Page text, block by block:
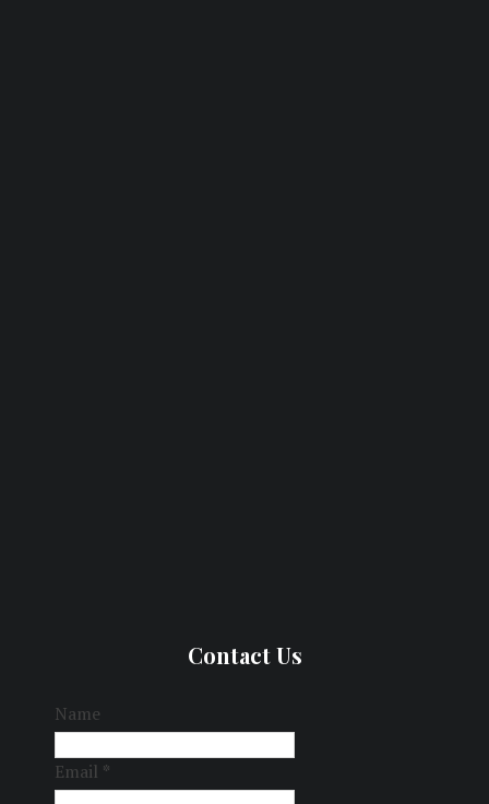
Contact Us
Name
Email *